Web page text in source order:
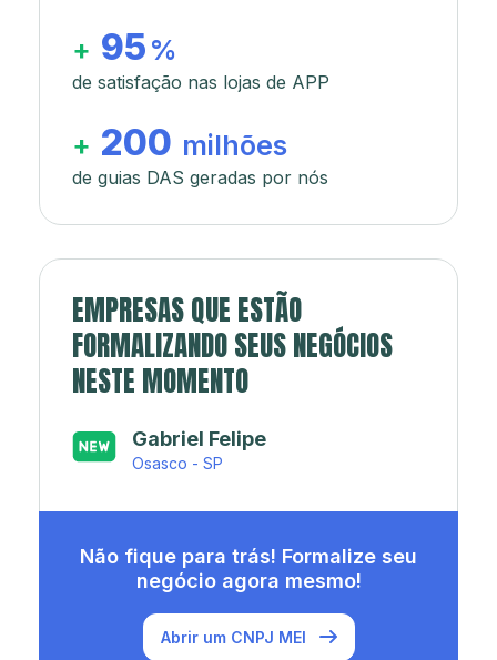
+ 95 %
de satisfação nas lojas de APP
+ 200 milhões
de guias DAS geradas por nós
EMPRESAS QUE ESTÃO
FORMALIZANDO SEUS NEGÓCIOS
NESTE MOMENTO
Japa’s açaí e sorveteria
Rio de Janeiro - RJ
Não fique para trás! Formalize seu
negócio agora mesmo!
Abrir um CNPJ MEI